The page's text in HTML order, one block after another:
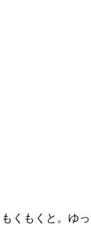
くもくと。ゆ